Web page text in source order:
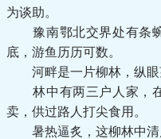
为谈助。
豫南鄂北交界处有条蜿
底，游鱼历历可数。
河畔是一片柳林，纵眼
林中有两三户人家，在
卖，供过路人打尖食用。
暑热逼炙，这柳林中清